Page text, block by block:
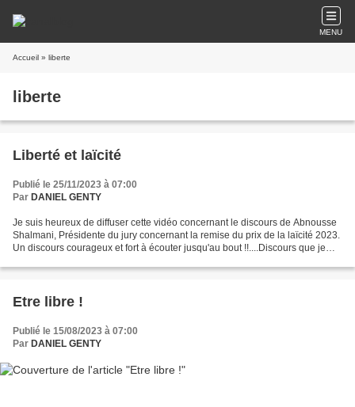
MENU
Accueil » liberte
liberte
Liberté et laïcité
Publié le 25/11/2023 à 07:00
Par DANIEL GENTY
Je suis heureux de diffuser cette vidéo concernant le discours de Abnousse
Shalmani, Présidente du jury concernant la remise du prix de la laïcité 2023.
Un discours courageux et fort à écouter jusqu'au bout !!....Discours que je
Etre libre !
Publié le 15/08/2023 à 07:00
Par DANIEL GENTY